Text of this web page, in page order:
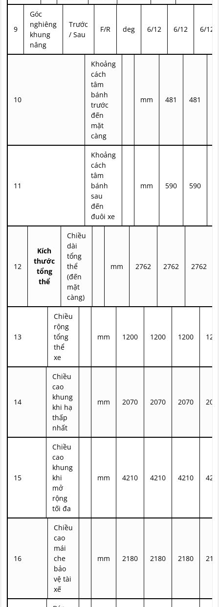
9
Góc
nghiêng
khung
nâng
Trước
/ Sau
F/R deg 6/12 6/12 6/12
10
Khoảng
cách
tâm
bánh
trước
đến
mặt
càng
mm 481 481
11
Khoảng
cách
tâm
bánh
sau
đến
đuôi xe
mm 590 590
12
Kích
thước
tổng
thể
Chiều
dài
tổng
thể
(đến
mặt
càng)
mm 2762 2762 2762
13
Chiều
rộng
tổng
thể
xe
mm 1200 1200 1200
14
Chiều
cao
khung
khi hạ
thấp
nhất
mm 2070 2070 2070
15
Chiều
cao
khung
khi
mở
rộng
tối đa
mm 4210 4210 4210
16
Chiều
cao
mái
che
bảo
vệ tài
xế
mm 2180 2180 2180